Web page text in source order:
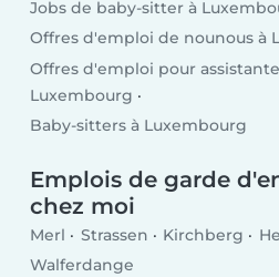
Jobs de baby-sitter à
Offres d'emploi de nounous à
Offres d'emploi pour
Luxembourg
Baby-sitters à Luxembourg
Emplois de garde
chez moi
Merl Strassen Kirchberg
Walferdange